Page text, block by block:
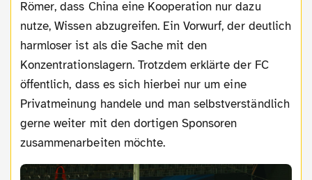
Römer, dass China eine Kooperation nur dazu
nutze, Wissen abzugreifen. Ein Vorwurf, der deutlich
harmloser ist als die Sache mit den
Konzentrationslagern. Trotzdem erklärte der FC
öffentlich, dass es sich hierbei nur um eine
Privatmeinung handele und man selbstverständlich
gerne weiter mit den dortigen Sponsoren
zusammenarbeiten möchte.